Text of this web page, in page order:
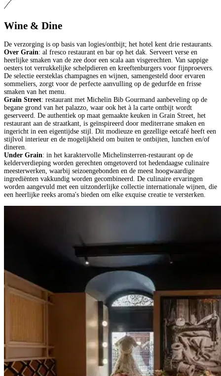
Wine & Dine
De verzorging is op basis van logies/ontbijt; het hotel kent drie restaurants.
Over Grain: al fresco restaurant en bar op het dak. Serveert verse en
heerlijke smaken van de zee door een scala aan visgerechten. Van sappige
oesters tot verrukkelijke schelpdieren en kreeftenburgers voor fijnproevers.
De selectie eersteklas champagnes en wijnen, samengesteld door ervaren
sommeliers, zorgt voor de perfecte aanvulling op de gedurfde en frisse
smaken van het menu.
Grain Street: restaurant met Michelin Bib Gourmand aanbeveling op de
begane grond van het palazzo, waar ook het à la carte ontbijt wordt
geserveerd. De authentiek op maat gemaakte keuken in Grain Street, het
restaurant aan de straatkant, is geïnspireerd door mediterrane smaken en
ingericht in een eigentijdse stijl. Dit modieuze en gezellige eetcafé heeft een
stijlvol interieur en de mogelijkheid om buiten te ontbijten, lunchen en/of
dineren.
Under Grain: in het karaktervolle Michelinsterren-restaurant op de
kelderverdieping worden gerechten omgetoverd tot hedendaagse culinaire
meesterwerken, waarbij seizoengebonden en de meest hoogwaardige
ingrediënten vakkundig worden gecombineerd. De culinaire ervaringen
worden aangevuld met een uitzonderlijke collectie internationale wijnen, die
een heerlijke reeks aroma's bieden om elke exquise creatie te versterken.